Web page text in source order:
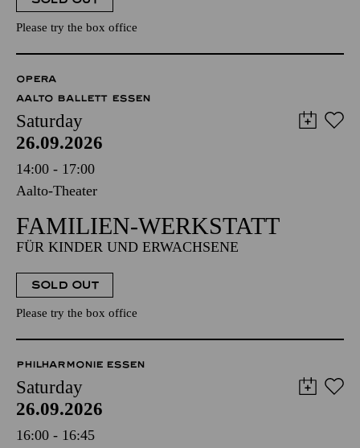
Please try the box office
OPERA
AALTO BALLETT ESSEN
Saturday
26.09.2026
14:00 - 17:00
Aalto-Theater
FAMILIEN-WERKSTATT
FÜR KINDER UND ERWACHSENE
SOLD OUT
Please try the box office
PHILHARMONIE ESSEN
Saturday
26.09.2026
16:00 - 16:45